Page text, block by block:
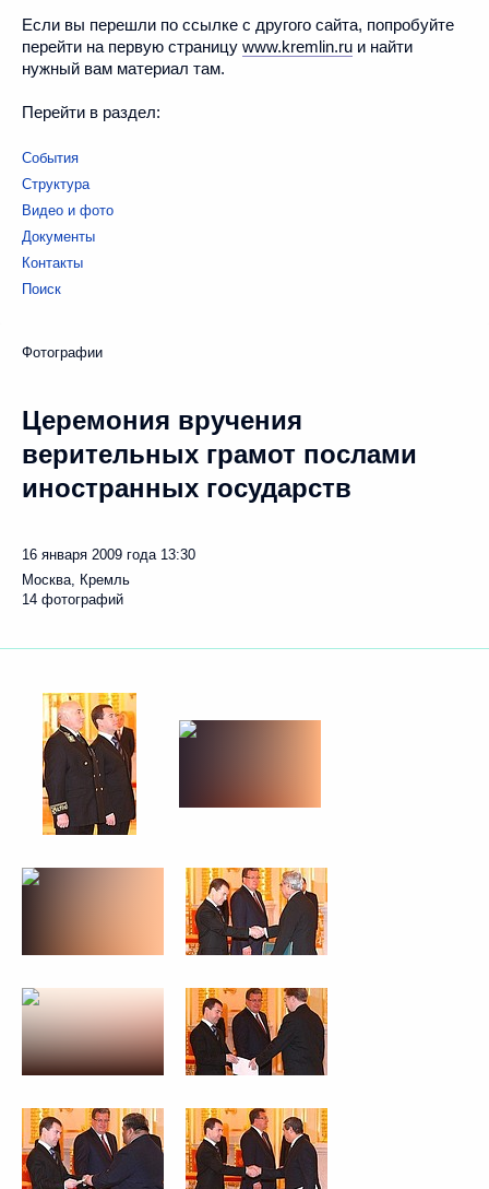
Если вы перешли по ссылке с другого сайта, попробуйте
перейти на первую страницу www.kremlin.ru и найти
нужный вам материал там.
Перейти в раздел:
События
Структура
Видео и фото
Документы
Контакты
Поиск
Фотографии
Церемония вручения
верительных грамот послами
иностранных государств
16 января 2009 года 13:30
Москва, Кремль
14 фотографий